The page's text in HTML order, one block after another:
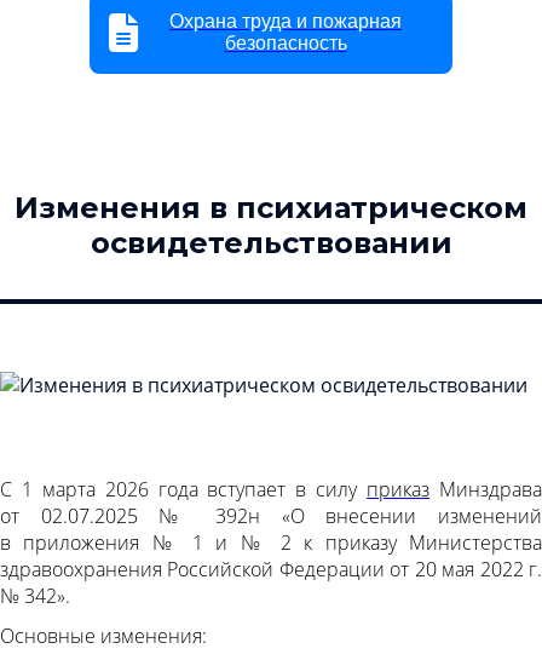
Охрана труда и пожарная
безопасность
Изменения в психиатрическом
освидетельствовании
С 1 марта 2026 года вступает в силу приказ Минздрава
от 02.07.2025 № 392н «О внесении изменений
в приложения № 1 и № 2 к приказу Министерства
здравоохранения Российской Федерации от 20 мая 2022 г.
№ 342».
Основные изменения: